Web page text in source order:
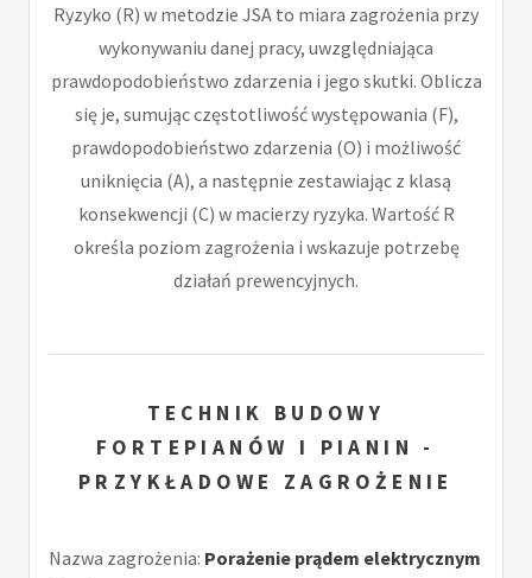
Ryzyko (R) w metodzie JSA to miara zagrożenia przy
wykonywaniu danej pracy, uwzględniająca
prawdopodobieństwo zdarzenia i jego skutki. Oblicza
się je, sumując częstotliwość występowania (F),
prawdopodobieństwo zdarzenia (O) i możliwość
uniknięcia (A), a następnie zestawiając z klasą
konsekwencji (C) w macierzy ryzyka. Wartość R
określa poziom zagrożenia i wskazuje potrzebę
działań prewencyjnych.
TECHNIK BUDOWY
FORTEPIANÓW I PIANIN -
PRZYKŁADOWE ZAGROŻENIE
Nazwa zagrożenia: Porażenie prądem elektrycznym